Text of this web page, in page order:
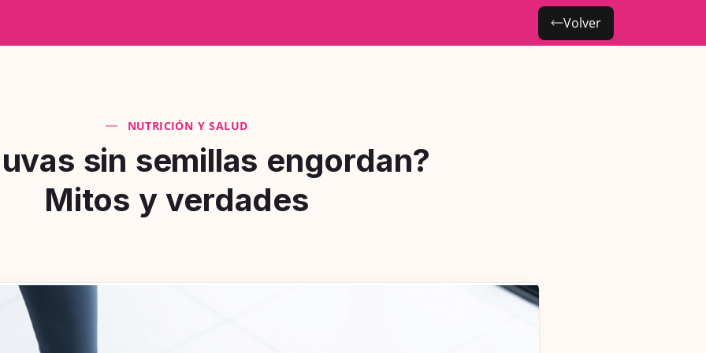
Volver
NUTRICIÓN Y SALUD
sin semillas engordan?
Mitos y verdades